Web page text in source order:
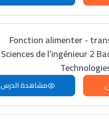
Fonction alimenter -
Sciences de l’ingénieur 2
مشاهدة الدرس